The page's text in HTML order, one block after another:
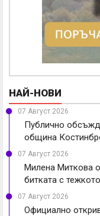
НАЙ-НОВИ
07 Август 2026
Публично
община
07 Август 2026
Милена Миткова
битката с
07 Август 2026
Официално